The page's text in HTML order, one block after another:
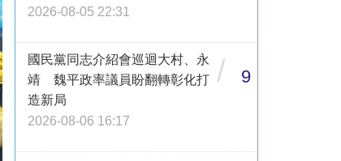
2026-08-05 22:31
國民黨同志介紹會巡迴大村、永
靖 魏平政率議員盼翻轉彰化打
造新局
2026-08-06 16:17
/ 9